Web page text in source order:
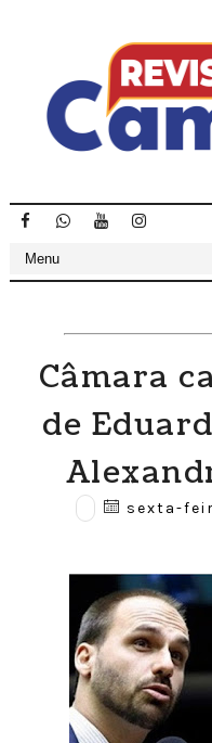
Câmara
de
sexta-